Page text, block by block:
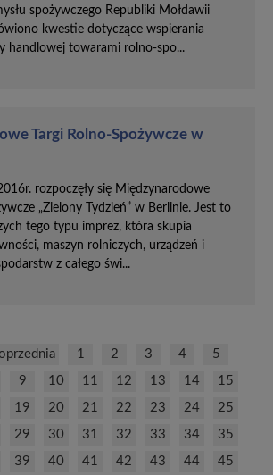
spożywczego Republiki Mołdawii
kwestie dotyczące wspierania
handlowej towarami rolno-spo...
Targi Rolno-Spożywcze w
rozpoczęły się Międzynarodowe
„Zielony Tydzień” w Berlinie. Jest to
tego typu imprez, która skupia
maszyn rolniczych, urządzeń i
z całego świ...
1 2 3 4
5
9 10 11 12 13 14
15
19 20 21 22 23 24
25
29 30 31 32 33 34
35
39 40 41 42 43 44
45